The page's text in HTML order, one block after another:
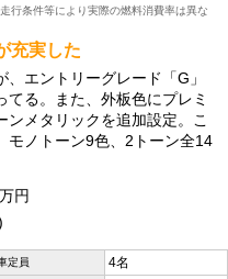
行条件等により実際の燃料消費率は異な
充実した
エントリーグレード「G」
る。また、外板色にプレミ
ンメタリックを追加設定。こ
モノトーン9色、2トーン全14
万円
定員 4名